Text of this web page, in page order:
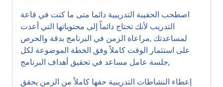
اصطحب الحقيبة التدريبية دائما متى ما كنت في قاعة
التدريب لأنك تحتاج دائماً إلى محتوياتها التي أعدت
لمساعدتك ,مراعاة الزمن في البرنامج بدقة والحرص
على استثمار الوقت كاملاً وفق الخطة الموضوعة لكل
جلسة عامل مساعد في تحقيق أهداف البرنامج,
إعطاء النشاطات التدريبية حقها كاملاً من الزمن يحقق